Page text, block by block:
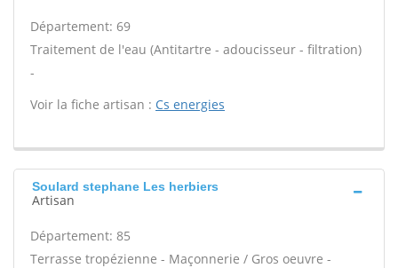
Département: 69
Traitement de l'eau (Antitartre - adoucisseur - filtration)
-
Voir la fiche artisan : Cs energies
Soulard stephane Les herbiers
Artisan
Département: 85
Terrasse tropézienne - Maçonnerie / Gros oeuvre -